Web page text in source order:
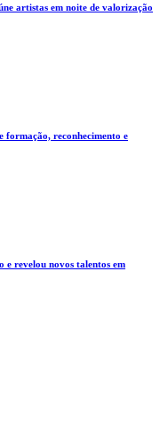
artistas em noite de valorização
formação, reconhecimento e
e revelou novos talentos em